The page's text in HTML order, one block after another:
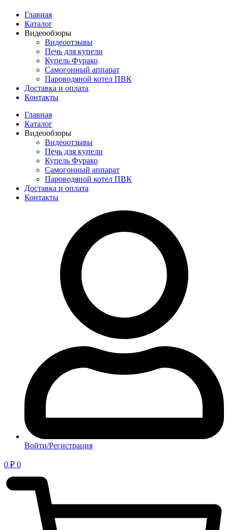
Главная
Каталог
Видеообзоры
Видеоотзывы
Печь для купели
Купель Фурако
Самогонный аппарат
Пароводяной котел ПВК
Доставка и оплата
Контакты
Главная
Каталог
Видеообзоры
Видеоотзывы
Печь для купели
Купель Фурако
Самогонный аппарат
Пароводяной котел ПВК
Доставка и оплата
Контакты
Войти/Регистрация
0 ₽ 0